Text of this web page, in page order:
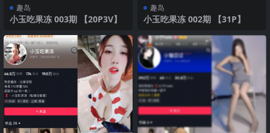
趣岛
小玉吃果冻 003期 【20P3V】
趣岛
小玉吃果冻 002期 【31P】